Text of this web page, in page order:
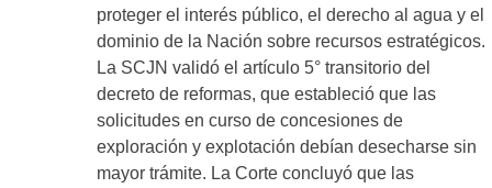
proteger el interés público, el derecho al agua y el
dominio de la Nación sobre recursos estratégicos.
La SCJN validó el artículo 5° transitorio del
decreto de reformas, que estableció que las
solicitudes en curso de concesiones de
exploración y explotación debían desecharse sin
mayor trámite. La Corte concluyó que las